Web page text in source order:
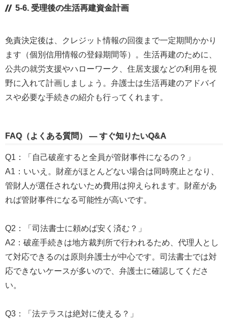
5-6. 受理後の生活再建資金計画
免責決定後は、クレジット情報の回復まで一定期間かかり
ます（個別信用情報の登録期間等）。生活再建のために、
公共の就労支援やハローワーク、住居支援などの利用を視
野に入れて計画しましょう。弁護士は生活再建のアドバイ
スや必要な手続きの紹介も行ってくれます。
FAQ（よくある質問） — すぐ知りたいQ&A
Q1：「自己破産すると全員が管財事件になるの？」
A1：いいえ。財産がほとんどない場合は同時廃止となり、
管財人が選任されないため費用は抑えられます。財産があ
れば管財事件になる可能性が高いです。
Q2：「司法書士に頼めば安く済む？」
A2：破産手続きは地方裁判所で行われるため、代理人とし
て対応できるのは原則弁護士が中心です。司法書士では対
応できないケースが多いので、弁護士に確認してくださ
い。
Q3：「法テラスは絶対に使える？」